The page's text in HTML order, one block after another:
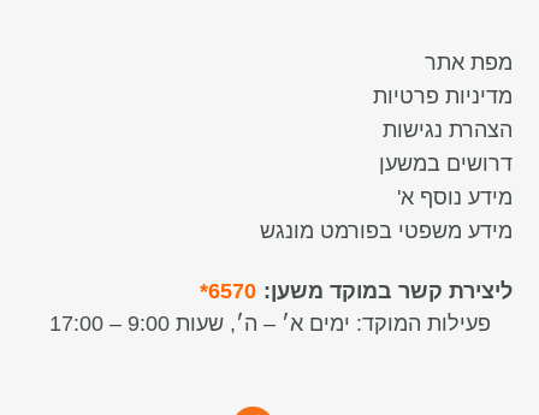
מפת אתר
מדיניות פרטיות
הצהרת נגישות
דרושים במשען
מידע נוסף א'
מידע משפטי בפורמט מונגש
ליצירת קשר במוקד משען: 6570*
פעילות המוקד: ימים א׳ – ה׳, שעות 9:00 – 17:00